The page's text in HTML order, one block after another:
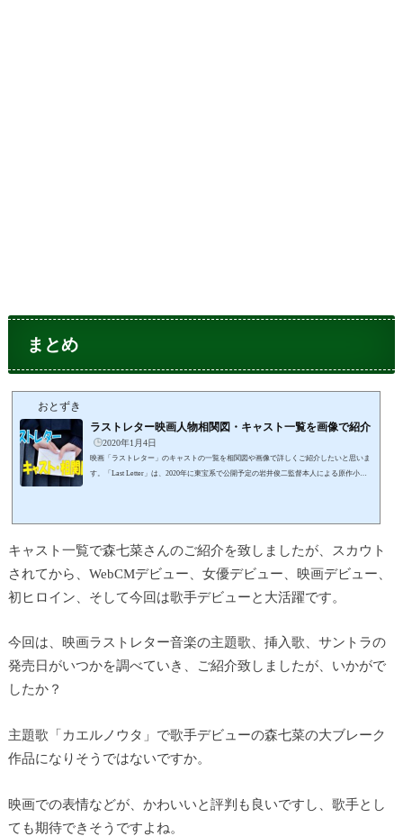
まとめ
おとずき
ラストレター映画人物相関図・キャスト一覧を画像で紹介
2020年1月4日
映画「ラストレター」のキャストの一覧を相関図や画像で詳しくご紹介したいと思いま
す。「Last Letter」は、2020年に東宝系で公開予定の岩井俊二監督本人による原作小説
語の舞台は監督本人の出身地宮城...
キャスト一覧で森七菜さんのご紹介を致しましたが、スカウト
されてから、WebCMデビュー、女優デビュー、映画デビュー、
初ヒロイン、そして今回は歌手デビューと大活躍です。
今回は、映画ラストレター音楽の主題歌、挿入歌、サントラの
発売日がいつかを調べていき、ご紹介致しましたが、いかがで
したか？
主題歌「カエルノウタ」で歌手デビューの森七菜の大ブレーク
作品になりそうではないですか。
映画での表情などが、かわいいと評判も良いですし、歌手とし
ても期待できそうですよね。